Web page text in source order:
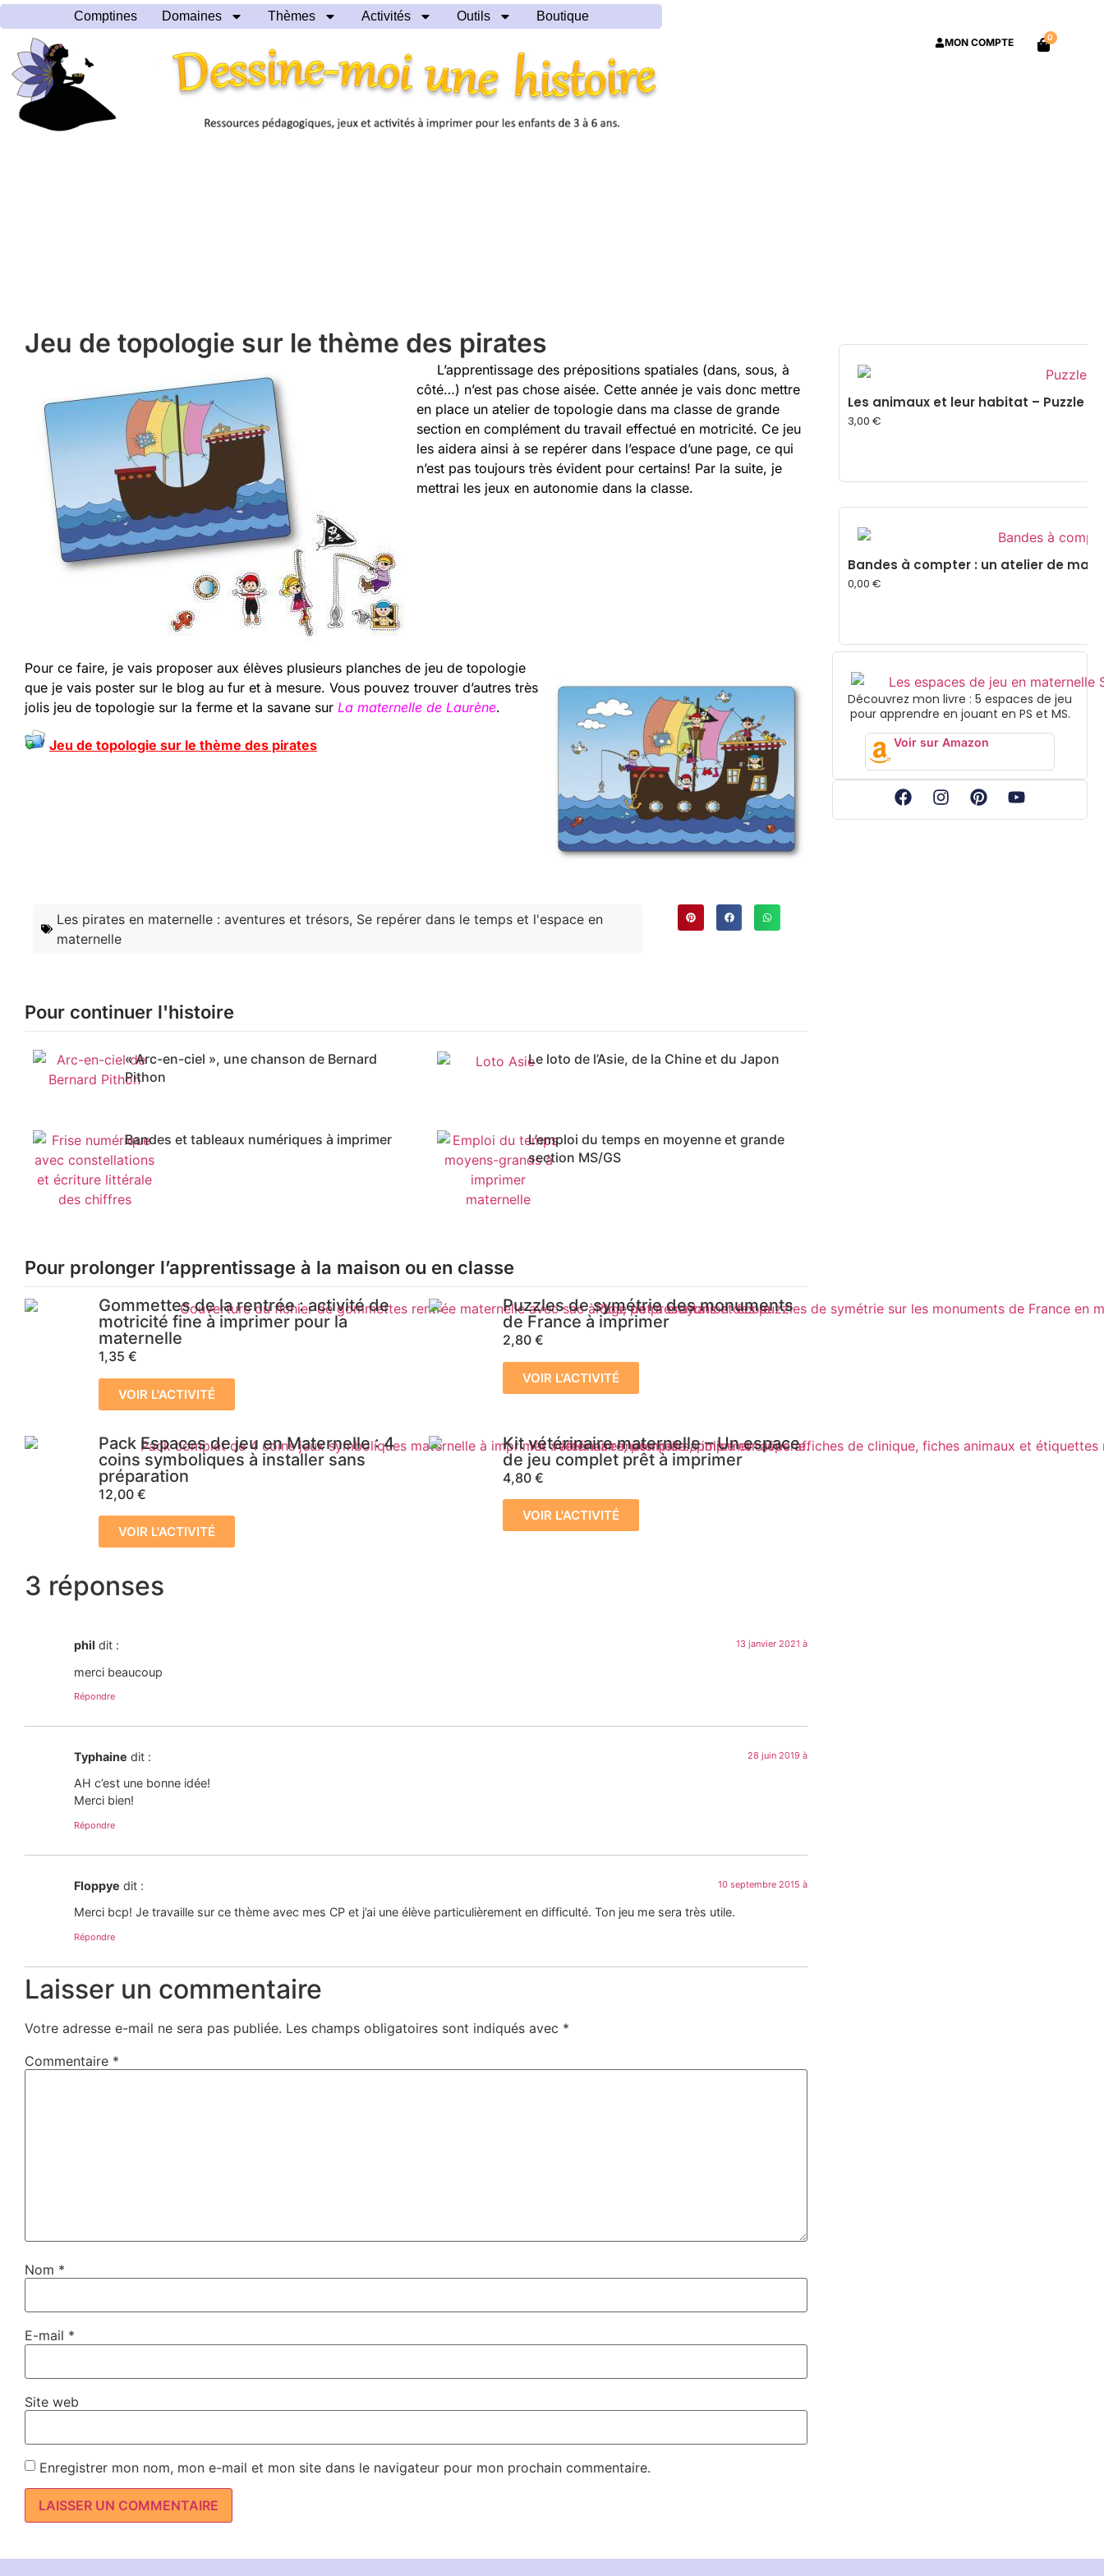
MON COMPTE 0
Comptines Domaines Thèmes Activités Outils Boutique
Jeu de topologie sur le thème des pirates
L’apprentissage des prépositions spatiales (dans, sous, à
côté…) n’est pas chose aisée. Cette année je vais donc mettre
en place un atelier de topologie dans ma classe de grande
section en complément du travail effectué en motricité. Ce jeu
les aidera ainsi à se repérer dans l’espace d’une page, ce qui
n’est pas toujours très évident pour certains! Par la suite, je
mettrai les jeux en autonomie dans la classe.
Pour ce faire, je vais proposer aux élèves plusieurs planches de jeu de topologie
que je vais poster sur le blog au fur et à mesure. Vous pouvez trouver d’autres très
jolis jeu de topologie sur la ferme et la savane sur La maternelle de Laurène.
Jeu de topologie sur le thème des pirates
Les pirates en maternelle : aventures et trésors, Se repérer dans le temps et l'espace en
maternelle
Pour continuer l'histoire
« Arc-en-ciel », une chanson de Bernard
Pithon
Le loto de l’Asie, de la Chine et du Japon
Bandes et tableaux numériques à imprimer
L’emploi du temps en moyenne et grande
section MS/GS
Pour prolonger l’apprentissage à la maison ou en classe
Gommettes de la rentrée : activité de
motricité fine à imprimer pour la
maternelle
1,35 €
VOIR L'ACTIVITÉ
Puzzles de symétrie des monuments
de France à imprimer
2,80 €
VOIR L'ACTIVITÉ
Pack Espaces de jeu en Maternelle : 4
coins symboliques à installer sans
préparation
12,00 €
VOIR L'ACTIVITÉ
Kit vétérinaire maternelle – Un espace
de jeu complet prêt à imprimer
4,80 €
VOIR L'ACTIVITÉ
3 réponses
phil dit : 13 janvier 2021 à
merci beaucoup
Répondre
Typhaine dit : 28 juin 2019 à
AH c’est une bonne idée!
Merci bien!
Répondre
Floppye dit : 10 septembre 2015 à
Merci bcp! Je travaille sur ce thème avec mes CP et j’ai une élève particulièrement en difficulté. Ton jeu me sera très utile.
Répondre
Laisser un commentaire
Votre adresse e-mail ne sera pas publiée. Les champs obligatoires sont indiqués avec *
Commentaire *
Nom *
E-mail *
Site web
Enregistrer mon nom, mon e-mail et mon site dans le navigateur pour mon prochain commentaire.
Les animaux et leur habitat – Puzzle
3,00 €
Bandes à compter : un atelier de
0,00 €
Découvrez mon livre : 5 espaces de jeu
pour apprendre en jouant en PS et MS.
Voir sur Amazon